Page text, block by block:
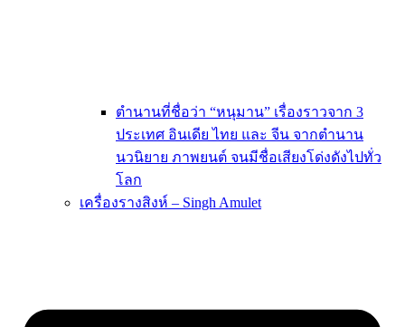
ตำนานที่ชื่อว่า “หนุมาน” เรื่องราวจาก 3
ประเทศ อินเดีย ไทย และ จีน จากตำนาน
นวนิยาย ภาพยนต์ จนมีชื่อเสียงโด่งดังไปทั่ว
โลก
เครื่องรางสิงห์ – Singh Amulet